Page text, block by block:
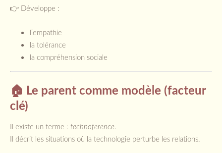
👉 Développe :
l’empathie
la tolérance
la compréhension sociale
🏠 Le parent comme modèle (facteur
clé)
Il existe un terme : technoference.
Il décrit les situations où la technologie perturbe les relations.